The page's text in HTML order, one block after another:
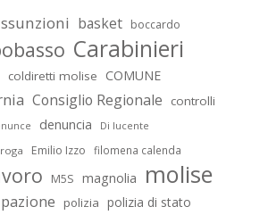
basket boccardo
Carabinieri
coldiretti molise COMUNE
Consiglio Regionale controlli
denuncia Di lucente
Emilio Izzo filomena calenda
M5S magnolia molise
polizia polizia di stato